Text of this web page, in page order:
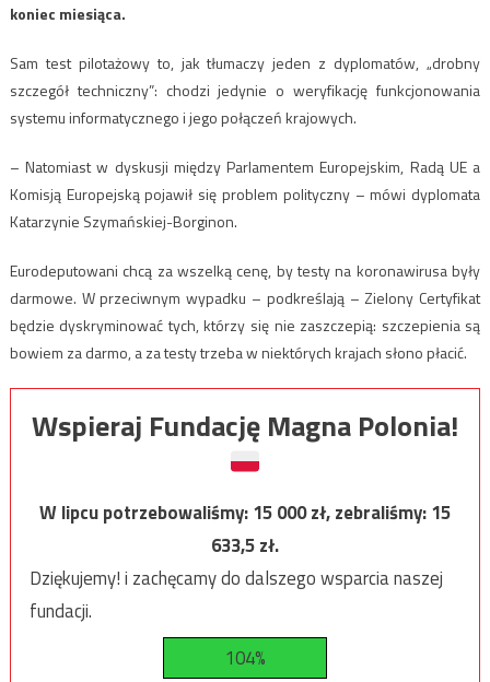
koniec miesiąca.
Sam test pilotażowy to, jak tłumaczy jeden z dyplomatów, „drobny
szczegół techniczny”: chodzi jedynie o weryfikację funkcjonowania
systemu informatycznego i jego połączeń krajowych.
– Natomiast w dyskusji między Parlamentem Europejskim, Radą UE a
Komisją Europejską pojawił się problem polityczny – mówi dyplomata
Katarzynie Szymańskiej-Borginon.
Eurodeputowani chcą za wszelką cenę, by testy na koronawirusa były
darmowe. W przeciwnym wypadku – podkreślają – Zielony Certyfikat
będzie dyskryminować tych, którzy się nie zaszczepią: szczepienia są
bowiem za darmo, a za testy trzeba w niektórych krajach słono płacić.
Wspieraj Fundację Magna Polonia!
W lipcu potrzebowaliśmy:15 000zł, zebraliśmy:15
633,5zł.
Dziękujemy! i zachęcamy do dalszego wsparcia naszej
fundacji.
104%